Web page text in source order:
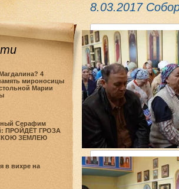
4
мироносицы
Марии
Серафим
ПРОЙДЁТ ГРОЗА
ЗЕМЛЕЮ
в вихре на
8.03.2017
DSC02719 копия